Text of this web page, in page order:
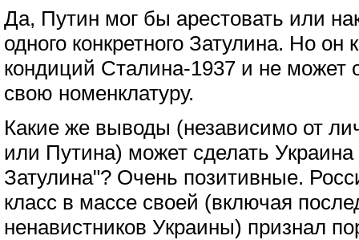
Да, Путин мог бы арестовать или
одного конкретного Затулина. Но он
кондиций Сталина-1937 и не может
свою номенклатуру.
Какие же выводы (независимо от
или Путина) может сделать
Затулина"? Очень позитивные.
класс в массе своей (включая
ненавистников Украины) признал